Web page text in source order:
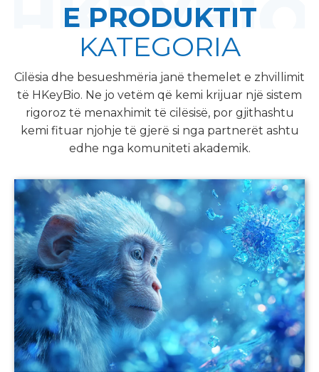
E PRODUKTIT
KATEGORIA
Cilësia dhe besueshmëria janë themelet e zhvillimit
të HKeyBio. Ne jo vetëm që kemi krijuar një sistem
rigoroz të menaxhimit të cilësisë, por gjithashtu
kemi fituar njohje të gjerë si nga partnerët ashtu
edhe nga komuniteti akademik.